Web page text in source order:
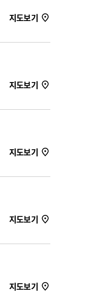
지도보기
지도보기
지도보기
지도보기
지도보기